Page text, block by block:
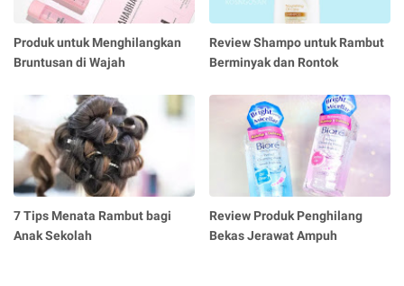
Produk untuk Menghilangkan
Bruntusan di Wajah
Review Shampo untuk Rambut
Berminyak dan Rontok
7 Tips Menata Rambut bagi
Anak Sekolah
Review Produk Penghilang
Bekas Jerawat Ampuh